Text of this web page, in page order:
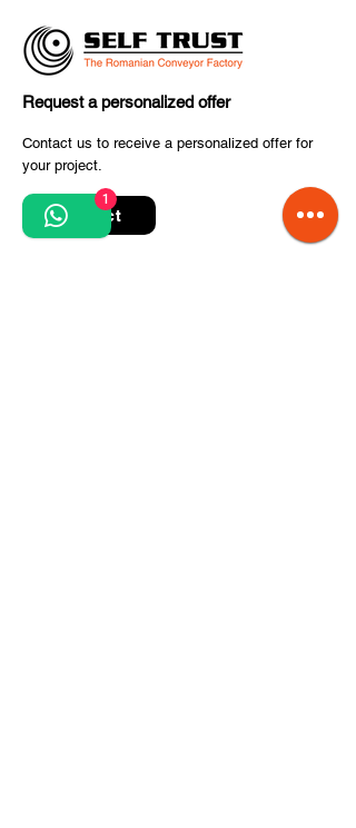
Request a personalized offer
Contact us to receive a personalized offer for
your project.
Contact
1